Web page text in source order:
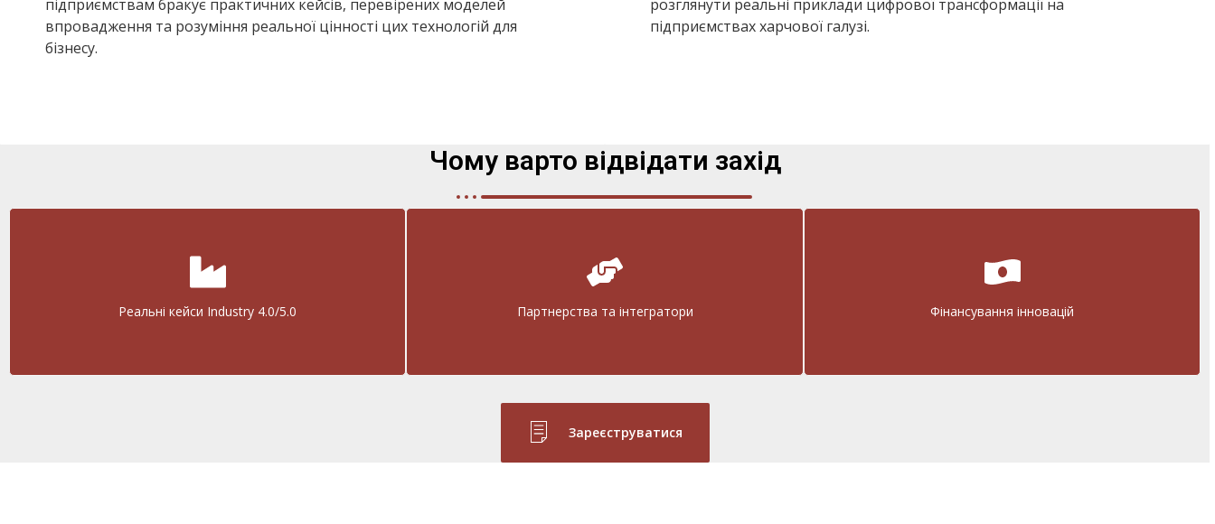
підприємствам бракує практичних кейсів, перевірених моделей
впровадження та розуміння реальної цінності цих технологій для
бізнесу.
розглянути реальні приклади цифрової трансформації на
підприємствах харчової галузі.
Чому варто відвідати захід
Реальні кейси Industry 4.0/5.0 Партнерства та інтегратори Фінансування інновацій
Зареєструватися